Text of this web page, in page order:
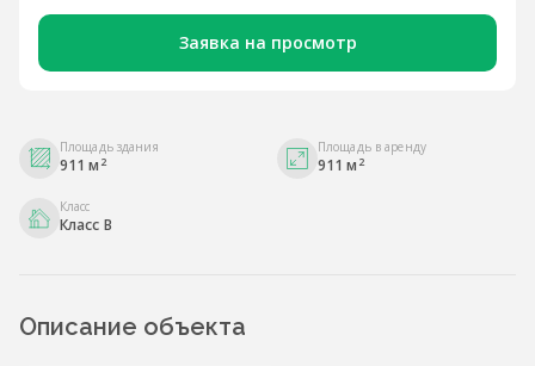
Заявка на просмотр
Площадь здания
911 м 2
Площадь в аренду
911 м 2
Класс
Класс B
Описание объекта